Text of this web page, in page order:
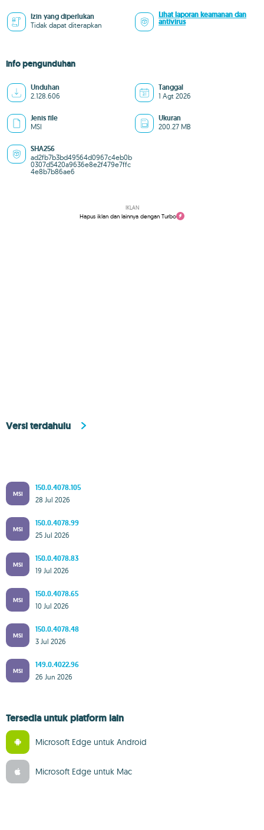
Izin yang diperlukan
Tidak dapat diterapkan
Lihat laporan keamanan dan
antivirus
info pengunduhan
Unduhan
2.128.606
Tanggal
1 Agt 2026
Jenis file
MSI
Ukuran
200.27 MB
SHA256
ad2fb7b3bd49564d0967c4eb0b
0307d5420a9636e8e2f479e7ffc
4e8b7b86ae6
IKLAN
Hapus iklan dan lainnya dengan Turbo
Versi terdahulu
MSI
150.0.4078.105
28 Jul 2026
MSI
150.0.4078.99
25 Jul 2026
MSI
150.0.4078.83
19 Jul 2026
MSI
150.0.4078.65
10 Jul 2026
MSI
150.0.4078.48
3 Jul 2026
MSI
149.0.4022.96
26 Jun 2026
Tersedia untuk platform lain
Microsoft Edge untuk Android
Microsoft Edge untuk Mac